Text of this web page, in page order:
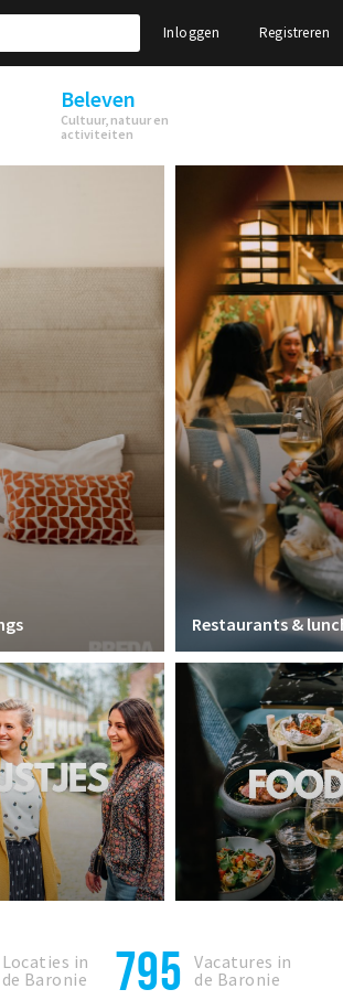
Inloggen Registreren
Beleven
Cultuur, natuur en
activiteiten
Restaurants &
Locaties in
de Baronie
795
Vacatures in
de Baronie